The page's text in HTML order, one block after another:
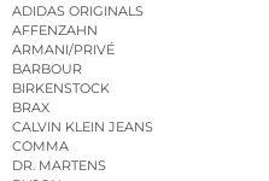
ADIDAS ORIGINALS
AFFENZAHN
ARMANI/PRIVÉ
BARBOUR
BIRKENSTOCK
BRAX
CALVIN KLEIN JEANS
COMMA
DR. MARTENS